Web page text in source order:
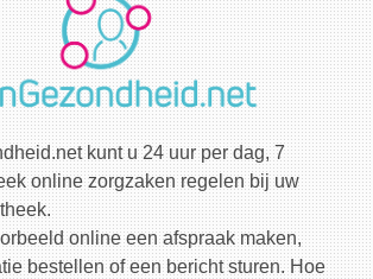
kunt u 24 uur per dag, 7
online zorgzaken regelen bij uw
online een afspraak maken,
bestellen of een bericht sturen. Hoe